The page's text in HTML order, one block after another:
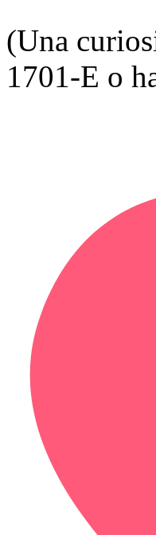
(Una
1701-E o